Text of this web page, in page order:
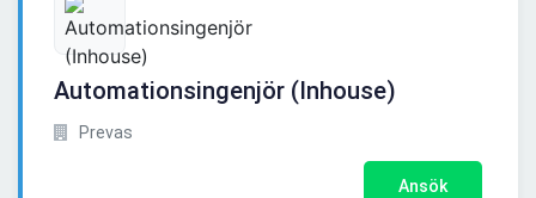
Automationsingenjör (Inhouse)
Prevas
Ansök